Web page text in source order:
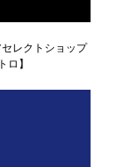
セレクトショップ
ロ】